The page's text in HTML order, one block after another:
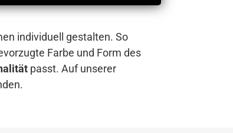
individuell gestalten. So
Farbe und Form des
passt. Auf unserer